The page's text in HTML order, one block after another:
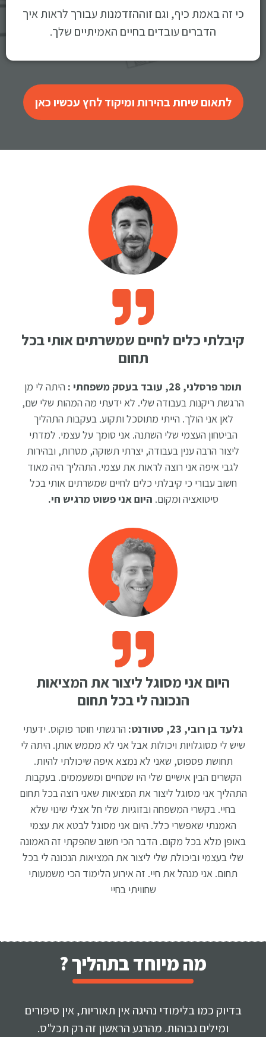
כי זה באמת כיף, וגם זוההזדמנות עבורך לראות איך
הדברים עובדים בחיים האמיתיים שלך.
לתאום שיחת בהירות ומיקוד לחץ עכשיו כאן
קיבלתי כלים לחיים שמשרתים אותי בכל
תחום
תומר פרסלני, 28, עובד בעסק משפחתי :
היתה לי מן
הרגשת ריקנות בעבודה שלי. לא ידעתי מה המהות שלי שם,
לאן אני הולך. הייתי מתוסכל ותקוע. בעקבות התהליך
הביטחון העצמי שלי השתנה. אני סומך על עצמי. למדתי
ליצור הרבה ענין בעבודה, יצרתי תשוקה, מטרות, ובהירות
לגבי איפה אני רוצה לראות את עצמי. התהליך היה מאוד
חשוב עבורי כי קיבלתי כלים לחיים שמשרתים אותי בכל
סיטואציה ומקום. היום אני פשוט מרגיש חי.
היום אני מסוגל ליצור את המציאות
הנכונה לי בכל תחום
גלעד בן רובי, 23, סטודנט:
הרגשתי חוסר פוקוס. ידעתי
שיש לי מסוגלויות ויכולות אבל אני לא מממש אותן. היתה לי
תחושת פספוס, שאני לא נמצא איפה שיכולתי להיות.
הקשרים הבין אישיים שלי היו שטחיים ומשעממים. בעקבות
התהליך אני מסוגל ליצור את המציאות שאני רוצה בכל תחום
בחיי. בקשרי המשפחה ובזוגיות שלי חל אצלי שינוי שלא
האמנתי שאפשרי כלל. היום אני מסוגל לבטא את עצמי
באופן מלא בכל מקום. הדבר הכי חשוב שהפקתי זה האמונה
שלי בעצמי וביכולת שלי ליצור את המציאות הנכונה לי בכל
תחום. אני מנהל את חיי. זה אירוע הלימוד הכי משמעותי
שחוויתי בחיי
מה מיוחד בתהליך ?
בדיוק כמו בלימודי נהיגה אין תאוריות, אין סיפורים
ומילים גבוהות. מהרגע הראשון זה רק תכל'ס.